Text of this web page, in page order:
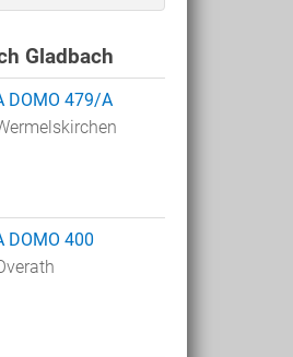
Gladbach
DOMO 479/A
DOMO 400